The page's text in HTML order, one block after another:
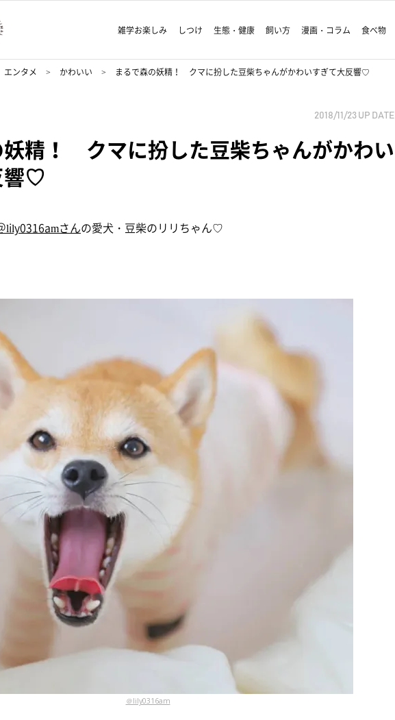
雑学お楽しみ しつけ 生態・健康 飼い方 漫画・コラム 食べ物
エンタメ かわいい まるで森の妖精！ クマに扮した豆柴ちゃんがかわいすぎて大反響♡
2018/11/23 UP DATE
妖精！ クマに扮した豆柴ちゃんがかわい
響♡
lily0316amさんの愛犬・豆柴のリリちゃん♡
＠lily0316am